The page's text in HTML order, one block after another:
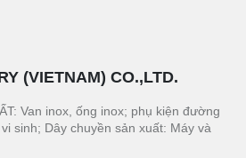
(VIETNAM) CO.,LTD.
Van inox, ống inox; phụ kiện đường
sinh; Dây chuyền sản xuất: Máy và